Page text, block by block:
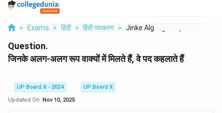
> Exams > हिंदी > हिंदी व्याकरण > Jinke Alg Alg Roop V...
Question.
जिनके अलग-अलग रूप वाक्यों में मिलते हैं, वे पद कहलाते हैं
UP Board X - 2024
UP Board X
Updated On: Nov 10, 2025